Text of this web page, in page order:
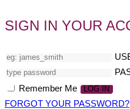
SIGN IN YOUR
Remember Me
FORGOT YOUR PASSWORD?